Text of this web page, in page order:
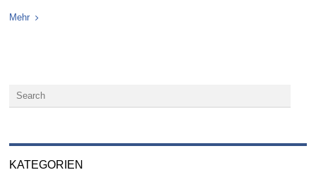
Mehr
KATEGORIEN